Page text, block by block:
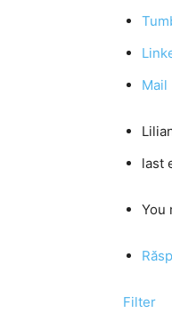
Mail
last
You
Filter